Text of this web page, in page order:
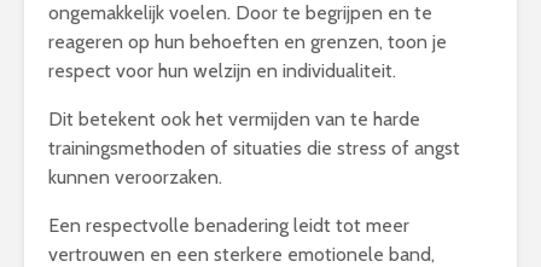
ongemakkelijk voelen. Door te begrijpen en te
reageren op hun behoeften en grenzen, toon je
respect voor hun welzijn en individualiteit.
Dit betekent ook het vermijden van te harde
trainingsmethoden of situaties die stress of angst
kunnen veroorzaken.
Een respectvolle benadering leidt tot meer
vertrouwen en een sterkere emotionele band,